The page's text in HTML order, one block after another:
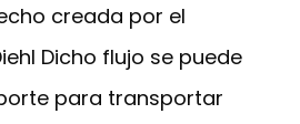
creada por el
Dicho flujo se puede
para transportar